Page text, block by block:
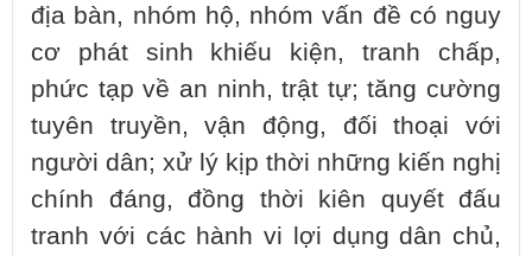
địa bàn, nhóm hộ, nhóm vấn đề có nguy
cơ phát sinh khiếu kiện, tranh chấp,
phức tạp về an ninh, trật tự; tăng cường
tuyên truyền, vận động, đối thoại với
người dân; xử lý kịp thời những kiến nghị
chính đáng, đồng thời kiên quyết đấu
tranh với các hành vi lợi dụng dân chủ,